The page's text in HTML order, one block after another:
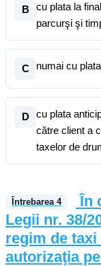
B
cu plata la
parcurşi şi
C numai cu
D
cu plata
către client a
taxelor de
Întrebarea 4
În
Legii nr. 38/
regim de
autorizaţia